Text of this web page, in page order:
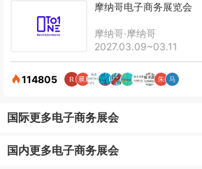
摩纳哥电子商务展览会
摩纳哥·摩纳哥
2027.03.09~03.11
114805
国际更多电子商务展会
国内更多电子商务展会